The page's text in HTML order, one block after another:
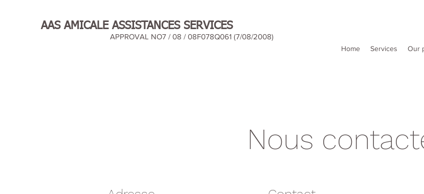
AAS AMICALE ASSISTANCES SERVICES
APPROVAL NO7 / 08 / 08F078Q061 (7/08/2008)
Home Services Our
Nous